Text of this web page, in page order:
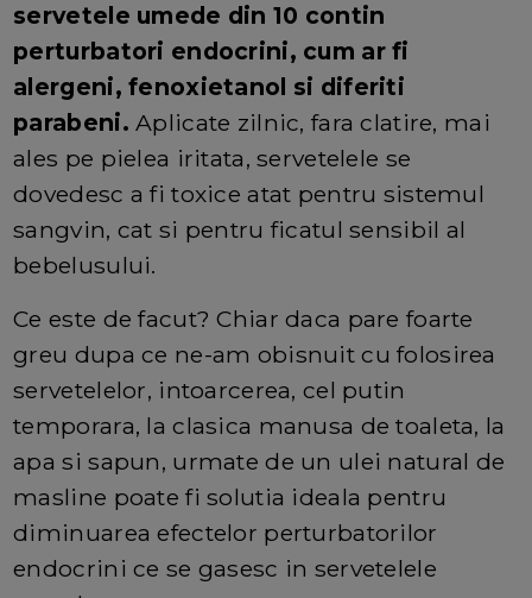
servetele umede din 10 contin
perturbatori endocrini, cum ar fi
alergeni, fenoxietanol si diferiti
parabeni. Aplicate zilnic, fara clatire, mai
ales pe pielea iritata, servetelele se
dovedesc a fi toxice atat pentru sistemul
sangvin, cat si pentru ficatul sensibil al
bebelusului.
Ce este de facut? Chiar daca pare foarte
greu dupa ce ne-am obisnuit cu folosirea
servetelelor, intoarcerea, cel putin
temporara, la clasica manusa de toaleta, la
apa si sapun, urmate de un ulei natural de
masline poate fi solutia ideala pentru
diminuarea efectelor perturbatorilor
endocrini ce se gasesc in servetelele